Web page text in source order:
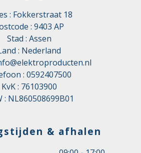
: Fokkerstraat 18
: 9403 AP
Stad : Assen
: Nederland
: 0592407500
KvK : 76103900
: NL860508699B01
& afhalen